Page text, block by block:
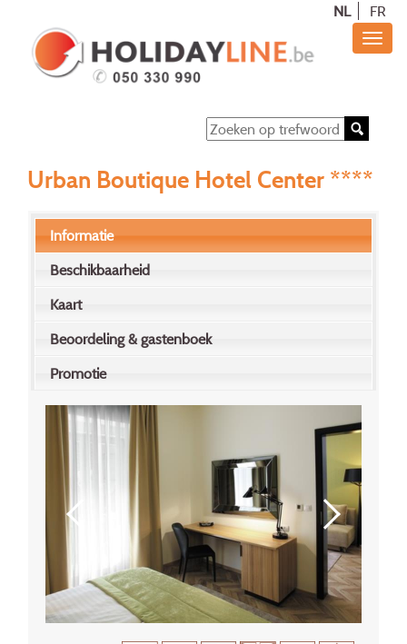
NL FR
Urban Boutique Hotel Center ****
Informatie
Beschikbaarheid
Kaart
Beoordeling & gastenboek
Promotie